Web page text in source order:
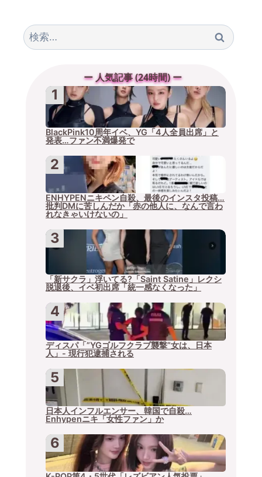
検
索:
ー 人気記事 (24時間) ー
BlackPink10周年イベ、YG「4人全員出席」と
発表…ファン不満爆発で
ENHYPENニキペン自殺、最後のインスタ投稿…
批判DMに苦しんだか「赤の他人に、なんで言わ
れなきゃいけないの」
「新サクラ」浮いてる?「Saint Satine」レクシ
脱退後、イベ初出席「統一感なくなった」
ディスパ「”YGゴルフクラブ襲撃”女は、日本
人」- 現行犯逮捕される
日本人インフルエンサー、韓国で自殺…
Enhypenニキ「女性ファン」か